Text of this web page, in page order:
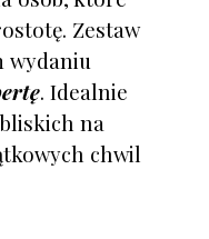
Zestaw
wydaniu
. Idealnie
na
chwil